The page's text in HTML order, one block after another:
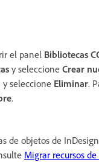
el panel Bibliotecas
y seleccione Crear
seleccione Eliminar.
.
de objetos de
Migrar recursos